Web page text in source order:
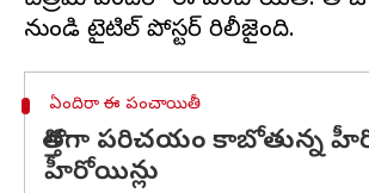
ఏందిరా ఈ పంచాయితీ
కొత్తగా పరిచయం కాబోతున్న
హీరోయిన్లు